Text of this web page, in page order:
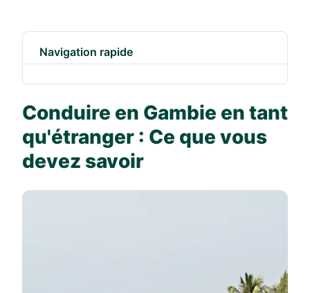
Navigation rapide
Conduire en Gambie en tant
qu'étranger : Ce que vous
devez savoir